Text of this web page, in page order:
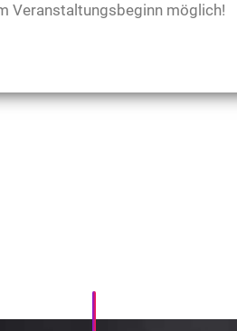
Veranstaltungsbeginn möglich!